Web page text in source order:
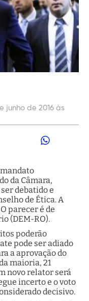
junho de 2016 às
da Câmara,
debatido e
de Ética. A
parecer é de
(DEM-RO).
poderão
pode ser adiado
a aprovação do
maioria, 21
novo relator será
incerto e o voto
decisivo.